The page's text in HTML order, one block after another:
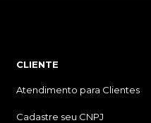
CLIENTE
Atendimento para Clientes
Cadastre seu CNPJ